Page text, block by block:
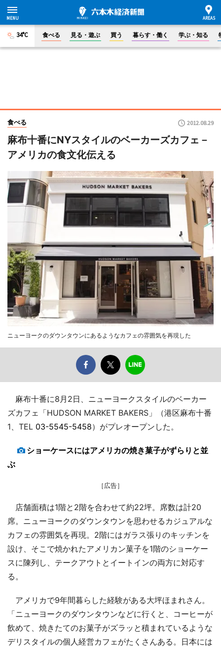
34°C 食べる 見る・遊ぶ 買う 暮らす・働く 学ぶ・知る
食べる 2012.08.29
麻布十番にNYスタイルのベーカーズカフェ－
アメリカの食文化伝える
ニューヨークのダウンタウンにあるようなカフェの雰囲気を再現した
麻布十番に8月2日、ニューヨークスタイルのベーカー
ズカフェ「HUDSON MARKET BAKERS」（港区麻布十番
1、TEL 03-5545-5458）がプレオープンした。
ショーケースにはアメリカの焼き菓子がずらりと並
ぶ
［広告］
店舗面積は1階と2階を合わせて約22坪。席数は計20
席。ニューヨークのダウンタウンを思わせるカジュアルな
カフェの雰囲気を再現。2階にはガラス張りのキッチンを
設け、そこで焼かれたアメリカン菓子を1階のショーケー
スに陳列し、テークアウトとイートインの両方に対応す
る。
アメリカで9年間暮らした経験がある大坪ほまれさん。
「ニューヨークのダウンタウンなどに行くと、コーヒーが
飲めて、焼きたてのお菓子がズラッと積まれているような
デリスタイルの個人経営カフェがたくさんある。日本には